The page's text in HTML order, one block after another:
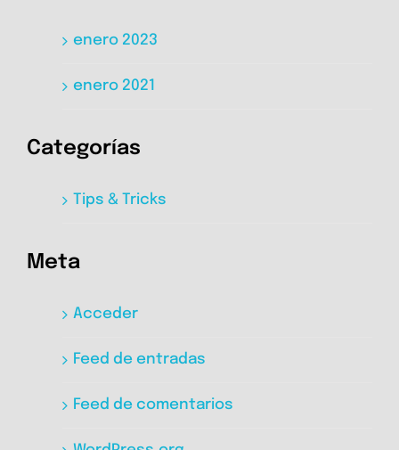
enero 2023
enero 2021
Categorías
Tips & Tricks
Meta
Acceder
Feed de entradas
Feed de comentarios